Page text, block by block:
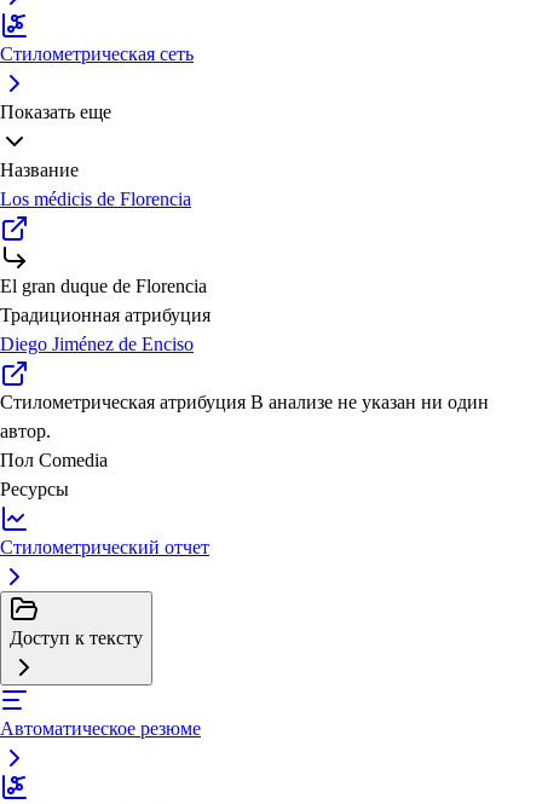
Стилометрическая сеть
Показать еще
Название
Los médicis de Florencia
El gran duque de Florencia
Традиционная атрибуция
Diego Jiménez de Enciso
Стилометрическая атрибуция В анализе не указан ни один
автор.
Пол Comedia
Ресурсы
Стилометрический отчет
Доступ к тексту
Автоматическое резюме